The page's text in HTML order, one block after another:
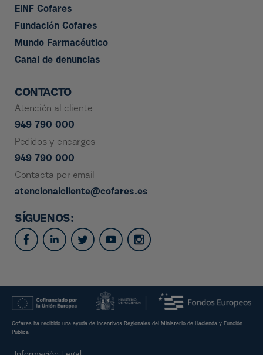
EINF Cofares
Fundación Cofares
Mundo Farmacéutico
Canal de denuncias
CONTACTO
Atención al cliente
949 790 000
Pedidos y encargos
949 790 000
Contacta por email
atencionalcliente@cofares.es
SÍGUENOS:
Cofares ha recibido una ayuda de Incentivos Regionales del Ministerio de Hacienda y Función
Pública